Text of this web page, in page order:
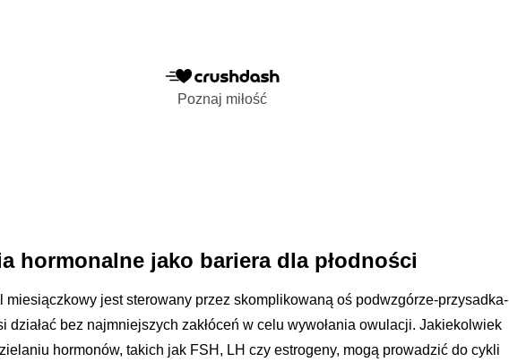
Poznaj miłość
hormonalne jako bariera dla płodności
miesiączkowy jest sterowany przez skomplikowaną oś podwzgórze-przysadka-
działać bez najmniejszych zakłóceń w celu wywołania owulacji. Jakiekolwiek
hormonów, takich jak FSH, LH czy estrogeny, mogą prowadzić do cykli